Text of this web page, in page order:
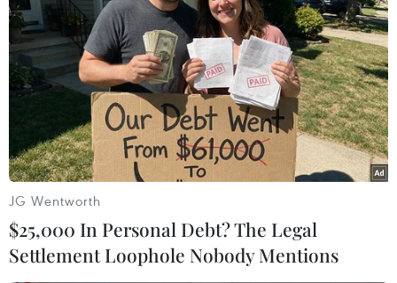
Vụ đâm dao tại Australia: Ít nhất 1 người
chết, 2 người bị thương
13/08/2019 10:17
Cảnh sát bang New South Wales thông báo chiến dịch
JG Wentworth
$25,000 In Personal Debt? The Legal
Settlement Loophole Nobody Mentions